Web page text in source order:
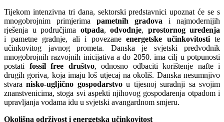
Tijekom intenzivna tri dana, sektorski predstavnici upoznat će se s
mnogobrojnim primjerima pametnih gradova i najmodernijih
rješenja u područjima otpada, odvodnje, prostornog uređenja
i pametne gradnje, ali i povezane energetske učinkovitostite
učinkovitog javnog prometa. Danska je svjetski predvodnik
mnogobrojnih razvojnih inicijativa a do 2050. ima cilj u potpunosti
postati fossil free društvo, odnosno odbaciti korištenje nafte i
drugih goriva, koja imaju loš utjecaj na okoliš. Danska nesumnjivo
stvaranisko-ugljično gospodarstvou tijesnoj suradnji sa svojim
znanstvenicima, stoga svi aspekti njihovog gospodarenja otpadom i
upravljanja vodama idu u svjetski avangardnom smjeru.
Okolišna održivost i energetska učinkovitost